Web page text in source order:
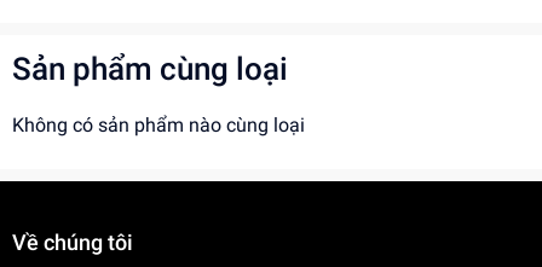
Lưu ý: Giám sát trẻ khi chơi, tránh để pin vào miệng
Lợi Ích Phát Triển
Sản phẩm cùng loại
Không có sản phẩm nào cùng loại
Về chúng tôi